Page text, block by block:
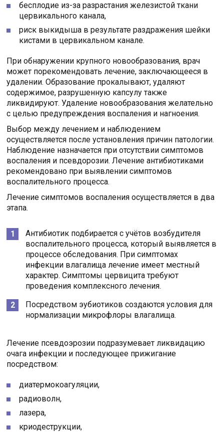
бесплодие из-за разрастания железистой ткани
цервикального канала,
риск выкидыша в результате раздражения шейки
кистами в цервикальном канале.
При обнаружении крупного новообразования, врач
может порекомендовать лечение, заключающееся в
удалении. Образование прокалывают, удаляют
содержимое, разрушенную капсулу также
ликвидируют. Удаление новообразования желательно
с целью предупреждения воспаления и нагноения.
Выбор между лечением и наблюдением
осуществляется после установления причин патологии.
Наблюдение назначается при отсутствии симптомов
воспаления и псевдорозии. Лечение антибиотиками
рекомендовано при выявлении симптомов
воспалительного процесса.
Лечение симптомов воспаления осуществляется в два
этапа.
Антибиотик подбирается с учётов возбудителя
воспалительного процесса, который выявляется в
процессе обследования. При симптомах
инфекции влагалища лечение имеет местный
характер. Симптомы цервицита требуют
проведения комплексного лечения.
Посредством эубиотиков создаются условия для
нормализации микрофлоры влагалища.
Лечение псевдоэрозии подразумевает ликвидацию
очага инфекции и последующее прижигание
посредством:
диатермокоагуляции,
радиоволн,
лазера,
криодеструкции,